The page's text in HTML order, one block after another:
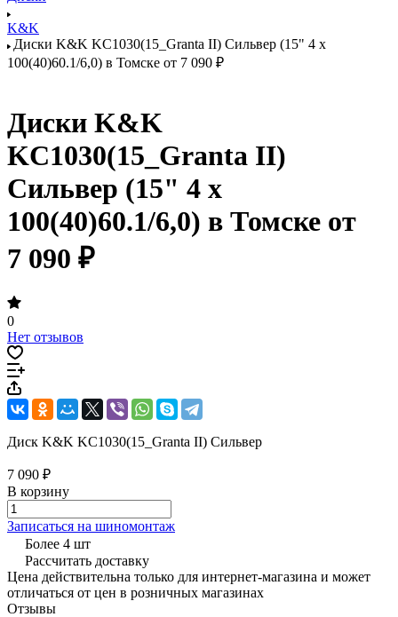
K&K
Диски K&K KC1030(15_Granta II) Сильвер (15" 4 x
100(40)60.1/6,0) в Томске от 7 090 ₽
Диски K&K
KC1030(15_Granta II)
Сильвер (15" 4 x
100(40)60.1/6,0) в Томске от
7 090 ₽
0
Нет отзывов
Диск K&K KC1030(15_Granta II) Сильвер
7 090 ₽
В корзину
Записаться на шиномонтаж
Более 4 шт
Рассчитать доставку
Цена действительна только для интернет-магазина и может
отличаться от цен в розничных магазинах
Отзывы